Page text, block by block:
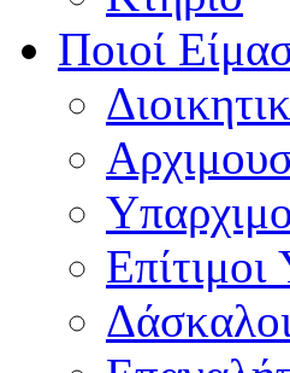
Ποιοί